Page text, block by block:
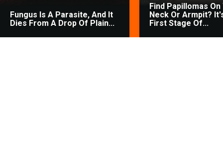
Fungus Is A Parasite, And It
Dies From A Drop Of Plain...
Find Papillomas On
Neck Or Armpit?
First Stage Of...